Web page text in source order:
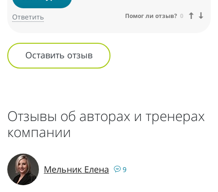
уровне.
Ответить Помог ли отзыв? 0
Оставить отзыв
Отзывы об авторах и тренерах
компании
Мельник Елена 9